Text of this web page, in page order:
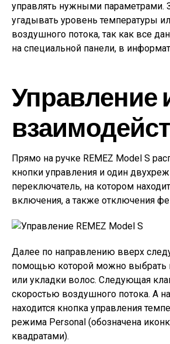
управлять нужными параметрами.
угадывать уровень температуры
воздушного потока, так как все
на специальной панели, в
Управление
Прямо на ручке REMEZ Model S
кнопки управления и один
переключатель, на котором
включения, а также отключения
Далее по направлению вверх
помощью которой можно выбрать
или укладки волос. Следующая
скоростью воздушного потока. А
находится кнопка управления
режима Personal (обозначена
квадратами).